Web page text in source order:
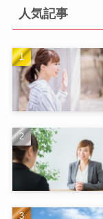
人気記事